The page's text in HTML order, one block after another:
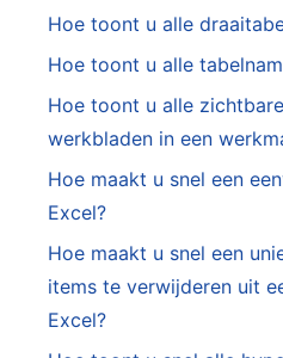
Hoe toont u alle
Hoe toont u alle
Hoe toont u alle
werkbladen in een
Hoe maakt u snel een
Excel?
Hoe maakt u snel een
items te verwijderen uit
Excel?